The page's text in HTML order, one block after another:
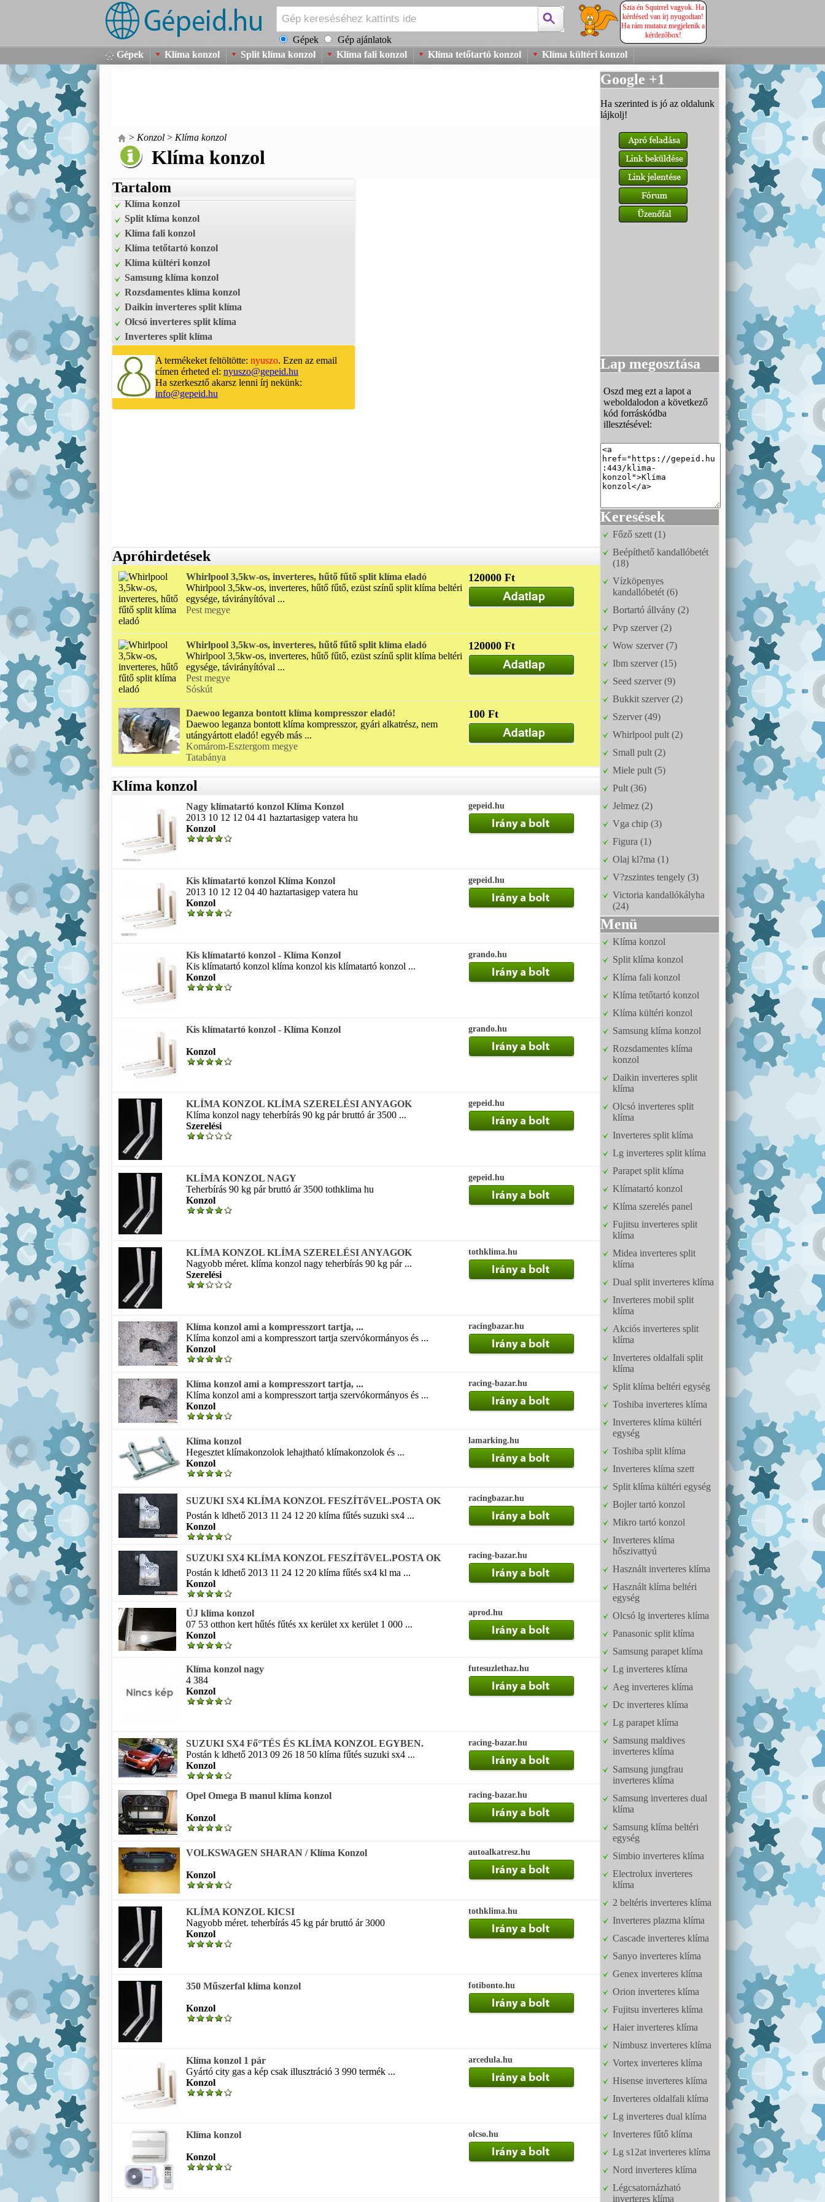
Gépek Gép ajánlatok
Szia én Squirrel vagyok. Ha
kérdésed van írj nyugodtan!
Ha rám mutatsz megjelenik a
kérdezőbox!
Gépek Klíma konzol Split klíma konzol Klíma fali konzol Klíma tetőtartó konzol Klíma kültéri konzol
> Konzol > Klíma konzol
Klíma konzol
Tartalom
Klíma konzol
Split klíma konzol
Klíma fali konzol
Klíma tetőtartó konzol
Klíma kültéri konzol
Samsung klíma konzol
Rozsdamentes klíma konzol
Daikin inverteres split klíma
Olcsó inverteres split klíma
Inverteres split klíma
A termékeket feltöltötte: nyuszo. Ezen az email
címen érheted el: nyuszo@gepeid.hu
Ha szerkesztő akarsz lenni írj nekünk:
info@gepeid.hu
Apróhirdetések
Whirlpool 3,5kw-os, inverteres, hűtő fűtő split klíma eladó
Whirlpool 3,5kw-os, inverteres, hűtő fűtő, ezüst színű split klíma beltéri
egysége, távirányítóval ...
Pest megye
120000 Ft
Whirlpool 3,5kw-os, inverteres, hűtő fűtő split klíma eladó
Whirlpool 3,5kw-os, inverteres, hűtő fűtő, ezüst színű split klíma beltéri
egysége, távirányítóval ...
Pest megye
Sóskút
120000 Ft
Daewoo leganza bontott klíma kompresszor eladó!
Daewoo leganza bontott klíma kompresszor, gyári alkatrész, nem
utángyártott eladó! egyéb más ...
Komárom-Esztergom megye
Tatabánya
100 Ft
Klíma konzol
Nagy klímatartó konzol Klíma Konzol
2013 10 12 12 04 41 haztartasigep vatera hu
Konzol
gepeid.hu
Kis klímatartó konzol Klíma Konzol
2013 10 12 12 04 40 haztartasigep vatera hu
Konzol
gepeid.hu
Kis klímatartó konzol - Klíma Konzol
Kis klímatartó konzol klíma konzol kis klímatartó konzol ...
Konzol
grando.hu
Kis klímatartó konzol - Klíma Konzol
Konzol
grando.hu
KLÍMA KONZOL KLÍMA SZERELÉSI ANYAGOK
Klíma konzol nagy teherbírás 90 kg pár bruttó ár 3500 ...
Szerelési
gepeid.hu
KLÍMA KONZOL NAGY
Teherbírás 90 kg pár bruttó ár 3500 tothklima hu
Konzol
gepeid.hu
KLÍMA KONZOL KLÍMA SZERELÉSI ANYAGOK
Nagyobb méret. klíma konzol nagy teherbírás 90 kg pár ...
Szerelési
tothklima.hu
Klíma konzol ami a kompresszort tartja, ...
Klíma konzol ami a kompresszort tartja szervókormányos és ...
Konzol
racingbazar.hu
Klíma konzol ami a kompresszort tartja, ...
Klíma konzol ami a kompresszort tartja szervókormányos és ...
Konzol
racing-bazar.hu
Klíma konzol
Hegesztet klímakonzolok lehajtható klímakonzolok és ...
Konzol
lamarking.hu
SUZUKI SX4 KLÍMA KONZOL FESZÍTőVEL.POSTA OK
Postán k ldhető 2013 11 24 12 20 klíma fűtés suzuki sx4 ...
Konzol
racingbazar.hu
SUZUKI SX4 KLÍMA KONZOL FESZÍTőVEL.POSTA OK
Postán k ldhető 2013 11 24 12 20 klíma fűtés sx4 kl ma ...
Konzol
racing-bazar.hu
ÚJ klíma konzol
07 53 otthon kert hűtés fűtés xx kerület xx kerület 1 000 ...
Konzol
aprod.hu
Klíma konzol nagy
4 384
Konzol
futesuzlethaz.hu
SUZUKI SX4 Fő°TÉS ÉS KLÍMA KONZOL EGYBEN.
Postán k ldhető 2013 09 26 18 50 klíma fűtés suzuki sx4 ...
Konzol
racing-bazar.hu
Opel Omega B manul klíma konzol
Konzol
racing-bazar.hu
VOLKSWAGEN SHARAN / Klíma Konzol
Konzol
autoalkatresz.hu
KLÍMA KONZOL KICSI
Nagyobb méret. teherbírás 45 kg pár bruttó ár 3000
Konzol
tothklima.hu
350 Műszerfal klíma konzol
Konzol
fotibonto.hu
Klíma konzol 1 pár
Gyártó city gas a kép csak illusztráció 3 990 termék ...
Konzol
arcedula.hu
Klíma konzol
Konzol
olcso.hu
Google +1
Ha szerinted is jó az oldalunk
lájkolj!
Lap megosztása
Oszd meg ezt a lapot a
weboldalodon a következő
kód forráskódba
illesztésével:
Keresések
Főző szett (1)
Beépíthető kandallóbetét
(18)
Vízköpenyes
kandallóbetét (6)
Bortartó állvány (2)
Pvp szerver (2)
Wow szerver (7)
Ibm szerver (15)
Seed szerver (9)
Bukkit szerver (2)
Szerver (49)
Whirlpool pult (2)
Small pult (2)
Miele pult (5)
Pult (36)
Jelmez (2)
Vga chip (3)
Figura (1)
Olaj kl?ma (1)
V?zszintes tengely (3)
Victoria kandallókályha
(24)
Menü
Klíma konzol
Split klíma konzol
Klíma fali konzol
Klíma tetőtartó konzol
Klíma kültéri konzol
Samsung klíma konzol
Rozsdamentes klíma
konzol
Daikin inverteres split
klíma
Olcsó inverteres split
klíma
Inverteres split klíma
Lg inverteres split klíma
Parapet split klíma
Klímatartó konzol
Klíma szerelés panel
Fujitsu inverteres split
klíma
Midea inverteres split
klíma
Dual split inverteres klíma
Inverteres mobil split
klíma
Akciós inverteres split
klíma
Inverteres oldalfali split
klíma
Split klíma beltéri egység
Toshiba inverteres klíma
Inverteres klíma kültéri
egység
Toshiba split klíma
Inverteres klíma szett
Split klíma kültéri egység
Bojler tartó konzol
Mikro tartó konzol
Inverteres klíma
hőszivattyú
Használt inverteres klíma
Használt klíma beltéri
egység
Olcsó lg inverteres klíma
Panasonic split klíma
Samsung parapet klíma
Lg inverteres klíma
Aeg inverteres klíma
Dc inverteres klíma
Lg parapet klíma
Samsung maldives
inverteres klíma
Samsung jungfrau
inverteres klíma
Samsung inverteres dual
klíma
Samsung klíma beltéri
egység
Simbio inverteres klíma
Electrolux inverteres
klíma
2 beltéris inverteres klíma
Inverteres plazma klíma
Cascade inverteres klíma
Sanyo inverteres klíma
Genex inverteres klíma
Orion inverteres klíma
Fujitsu inverteres klíma
Haier inverteres klíma
Nimbusz inverteres klíma
Vortex inverteres klíma
Hisense inverteres klíma
Inverteres oldalfali klíma
Lg inverteres dual klíma
Inverteres fűtő klíma
Lg s12at inverteres klíma
Nord inverteres klíma
Légcsatornázható
inverteres klíma